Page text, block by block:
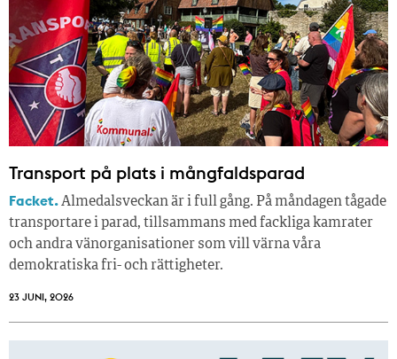
Transport på plats i mångfaldsparad
Facket.Almedalsveckan är i full gång. På måndagen tågade
transportare i parad, tillsammans med fackliga kamrater
och andra vänorganisationer som vill värna våra
demokratiska fri- och rättigheter.
23 JUNI, 2026